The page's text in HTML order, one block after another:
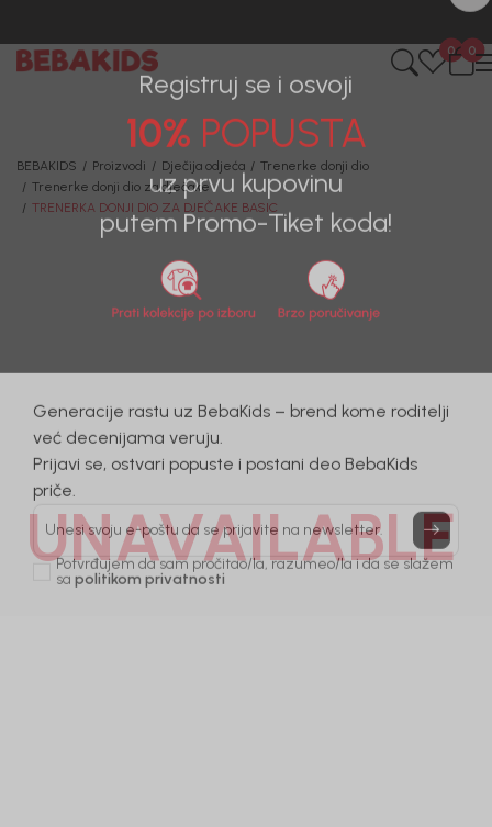
0
0
BEBAKIDS Proizvodi Dječija odjeća
Trenerke donji dio
Trenerke donji dio za dječake
TRENERKA DONJI DIO ZA DJEČAKE BASIC
UNAVAILABLE
Registruj se i osvoji
10%POPUSTA
uz prvu kupovinu
putem Promo-Tiket koda!
Generacije rastu uz BebaKids – brend kome roditelji
već decenijama veruju.
Prijavi se, ostvari popuste i postani deo BebaKids
priče.
Unesi svoju e-poštu da se prijavite na newsletter.